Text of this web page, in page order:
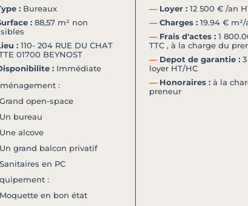
:Bureaux
:88,57 m² non
:110- 204 RUE DU CHAT
01700 BEYNOST
:Immédiate
:
open-space
bureau
alcove
grand balcon privatif
en PC
:
en bon état
―Loyer :12 500 € /an
―Charges :19.94 € m²/
―Frais d'actes :1
TTC , à la charge du
―Depot de garantie :3
loyer HT/HC
―Honoraires :à la
preneur